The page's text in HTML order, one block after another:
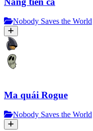
Nobody Saves the World
Ma quái Rogue
Nobody Saves the World